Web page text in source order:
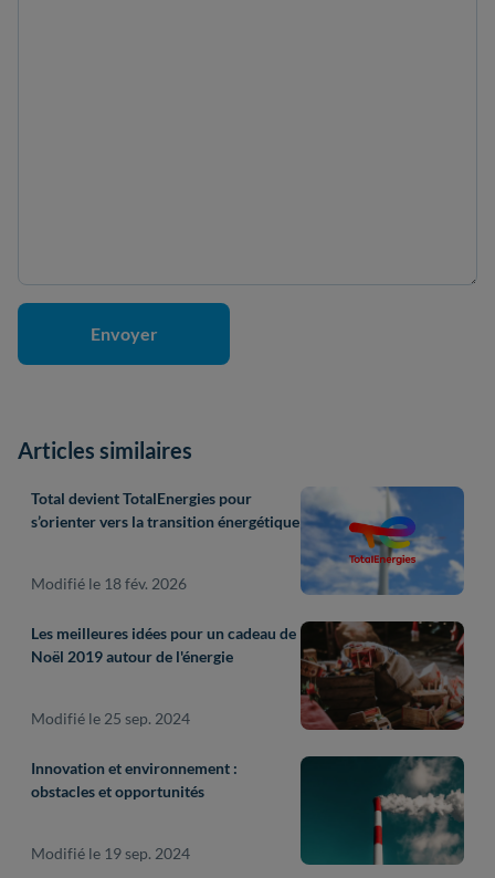
Articles similaires
Total devient TotalEnergies pour
s’orienter vers la transition énergétique
Modifié le 18 fév. 2026
Les meilleures idées pour un cadeau de
Noël 2019 autour de l'énergie
Modifié le 25 sep. 2024
Innovation et environnement :
obstacles et opportunités
Modifié le 19 sep. 2024